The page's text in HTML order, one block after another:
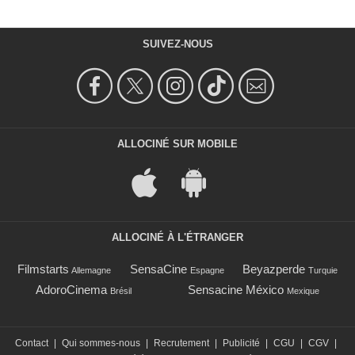
SUIVEZ-NOUS
ALLOCINÉ SUR MOBILE
ALLOCINÉ À L'ÉTRANGER
Filmstarts Allemagne SensaCine Espagne Beyazperde Turquie
AdoroCinema Brésil Sensacine México Mexique
Contact | Qui sommes-nous | Recrutement | Publicité | CGU | CGV |